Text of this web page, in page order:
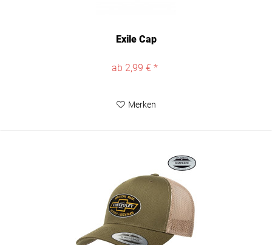
Exile Cap
ab 2,99 € *
Merken